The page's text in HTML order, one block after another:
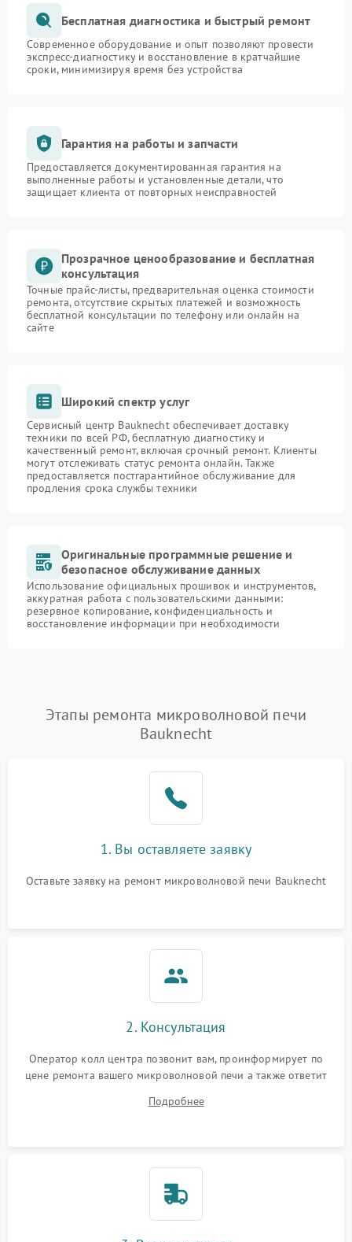
Бесплатная диагностика и быстрый ремонт
Современное оборудование и опыт позволяют провести
экспресс-диагностику и восстановление в кратчайшие
сроки, минимизируя время без устройства
Гарантия на работы и запчасти
Предоставляется документированная гарантия на
выполненные работы и установленные детали, что
защищает клиента от повторных неисправностей
Прозрачное ценообразование и бесплатная
консультация
Точные прайс-листы, предварительная оценка стоимости
ремонта, отсутствие скрытых платежей и возможность
бесплатной консультации по телефону или онлайн на
сайте
Широкий спектр услуг
Сервисный центр Bauknecht обеспечивает доставку
техники по всей РФ, бесплатную диагностику и
качественный ремонт, включая срочный ремонт. Клиенты
могут отслеживать статус ремонта онлайн. Также
предоставляется постгарантийное обслуживание для
продления срока службы техники
Оригинальные программные решение и
безопасное обслуживание данных
Использование официальных прошивок и инструментов,
аккуратная работа с пользовательскими данными:
резервное копирование, конфиденциальность и
восстановление информации при необходимости
Этапы ремонта микроволновой печи
Bauknecht
1. Вы оставляете заявку
Оставьте заявку на ремонт микроволновой печи Bauknecht
2. Консультация
Оператор колл центра позвонит вам, проинформирует по
цене ремонта вашего микроволновой печи а также ответит
Подробнее